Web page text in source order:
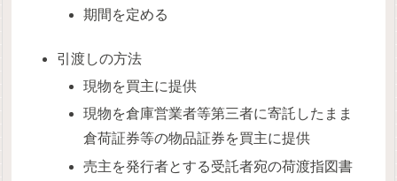
期間を定める
引渡しの方法
現物を買主に提供
現物を倉庫営業者等第三者に寄託したまま
倉荷証券等の物品証券を買主に提供
売主を発行者とする受託者宛の荷渡指図書